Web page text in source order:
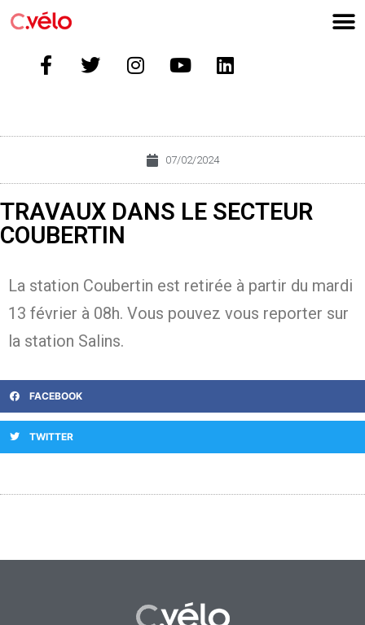
07/02/2024
TRAVAUX DANS LE SECTEUR
COUBERTIN
La station Coubertin est retirée à partir du mardi
13 février à 08h. Vous pouvez vous reporter sur
la station Salins.
FACEBOOK
TWITTER